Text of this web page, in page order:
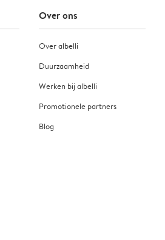
Over ons
Over albelli
Duurzaamheid
Werken bij albelli
Promotionele partners
Blog